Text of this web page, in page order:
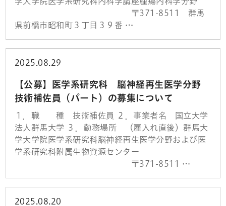
〒371-8511 群馬
県前橋市昭和町３丁目３９番 …
2025.08.29
【公募】医学系研究科 脳神経再生医学分野
技術補佐員（パート）の募集について
１．職 種 技術補佐員 ２．事業者名 国立大学
法人群馬大学 ３．勤務場所 （雇入れ直後）群馬大
学大学院医学系研究科脳神経再生医学分野および医
学系研究科附属生物資源センター
〒371-8511 …
2025.08.20